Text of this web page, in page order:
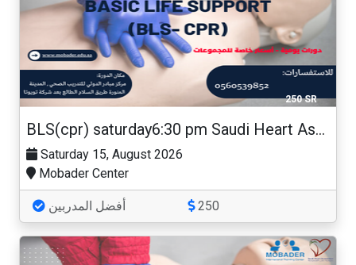
250 SR
BLS(cpr) saturday6:30 pm Saudi Heart Association
Saturday 15, August 2026
Mobader Center
أفضل المدربين 250